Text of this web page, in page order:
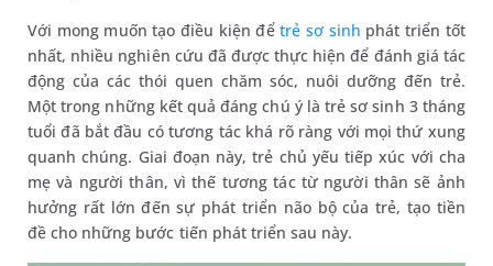
Với mong muốn tạo điều kiện đểtrẻ sơ sinh phát triển tốt
nhất, nhiều nghiên cứu đã được thực hiện để đánh giá tác
động của các thói quen chăm sóc, nuôi dưỡng đến trẻ.
Một trong những kết quả đáng chú ý là trẻ sơ sinh 3 tháng
tuổi đã bắt đầu có tương tác khá rõ ràng với mọi thứ xung
quanh chúng. Giai đoạn này, trẻ chủ yếu tiếp xúc với cha
mẹ và người thân, vì thế tương tác từ người thân sẽ ảnh
hưởng rất lớn đến sự phát triển não bộ của trẻ, tạo tiền
đề cho những bước tiến phát triển sau này.